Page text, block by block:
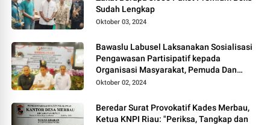
Sudah Lengkap
Oktober 03, 2024
Bawaslu Labusel Laksanakan Sosialisasi
Pengawasan Partisipatif kepada
Organisasi Masyarakat, Pemuda Dan
Agama Pada pilkada Serentak 2024
Oktober 02, 2024
Beredar Surat Provokatif Kades Merbau,
Ketua KNPI Riau: "Periksa, Tangkap dan